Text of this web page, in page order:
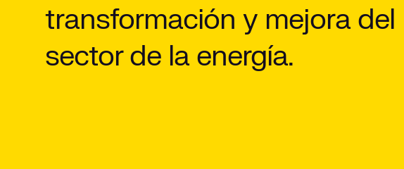
transformación y mejora del
sector de la energía.